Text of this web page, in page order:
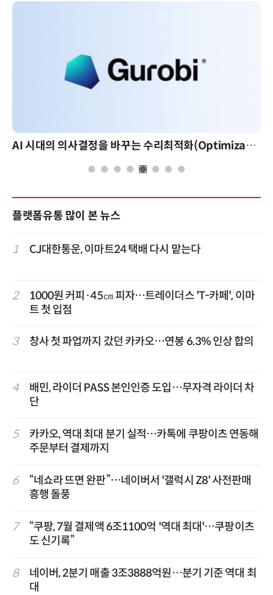
AI 시대의 의사결정을 바꾸는 수리최적화(Optimization): 실제 산업 적용 사례와 활용 전략
플랫폼유통 많이 본 뉴스
1 CJ대한통운, 이마트24 택배 다시 맡는다
2
1000원 커피·45㎝ 피자…트레이더스 'T-카페', 이마
트 첫 입점
3 창사 첫 파업까지 갔던 카카오…연봉 6.3% 인상 합의
4
배민, 라이더 PASS 본인인증 도입…무자격 라이더 차
단
5
카카오, 역대 최대 분기 실적…카톡에 쿠팡이츠 연동해
주문부터 결제까지
6
“네쇼라 뜨면 완판”…네이버서 '갤럭시 Z8' 사전판매
흥행 돌풍
7
“쿠팡, 7월 결제액 6조1100억 '역대 최대'…쿠팡이츠
도 신기록”
8
네이버, 2분기 매출 3조3888억원…분기 기준 역대 최
대